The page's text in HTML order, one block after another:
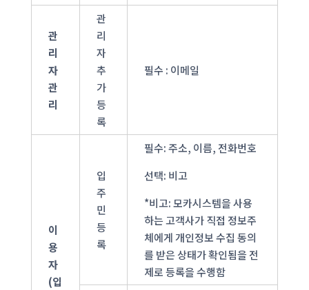
관
리
자
관
리
관
리
자
추
가
등
록
필수 : 이메일
이
용
자
(입
입
주
민
등
록
필수: 주소, 이름, 전화번호
선택: 비고
*비고: 모카시스템을 사용
하는 고객사가 직접 정보주
체에게 개인정보 수집 동의
를 받은 상태가 확인됨을 전
제로 등록을 수행함